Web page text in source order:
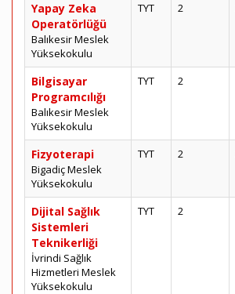
Yapay Zeka
Operatörlüğü
Balıkesir Meslek
Yüksekokulu
TYT 2
Bilgisayar
Programcılığı
Balıkesir Meslek
Yüksekokulu
TYT 2
Fizyoterapi
Bigadiç Meslek
Yüksekokulu
TYT 2
Dijital Sağlık
Sistemleri
Teknikerliği
İvrindi Sağlık
Hizmetleri Meslek
Yüksekokulu
TYT 2